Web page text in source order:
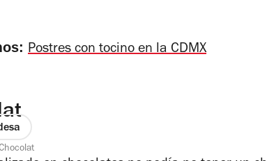
Postres con tocino en la CDMX